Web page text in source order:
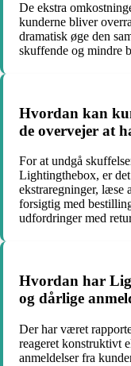
De ekstra
kunderne bliver
dramatisk øge den
skuffende og mindre
Hvordan kan
de overvejer at
For at undgå
Lightingthebox, er
ekstraregninger, læse
forsigtig med
udfordringer med
Hvordan har
og dårlige
Der har været
reageret konstruktivt
anmeldelser fra